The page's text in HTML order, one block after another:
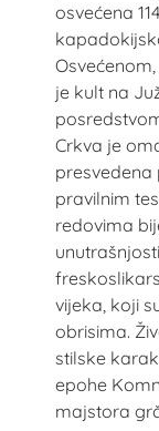
osvećena
je kult na
Crkva je
presvedena
pravilnim
redovima
vijeka, koji
obrisima.
stilske
epohe
majstora